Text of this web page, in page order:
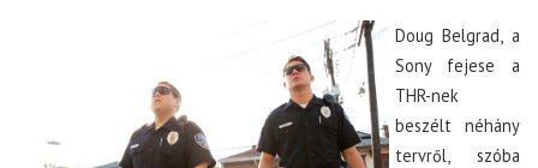
Doug Belgrad, a
Sony fejese a
THR-nek
beszélt néhány
tervről, szóba